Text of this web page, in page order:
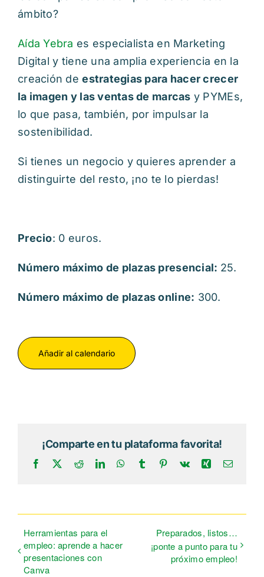
ámbito?
Aída Yebra es especialista en Marketing
Digital y tiene una amplia experiencia en la
creación deestrategias para hacer crecer
la imagen y las ventas de marcas y PYMEs,
lo que pasa, también, por impulsar la
sostenibilidad.
Si tienes un negocio y quieres aprender a
distinguirte del resto, ¡no te lo pierdas!
Precio: 0 euros.
Número máximo de plazas presencial: 25.
Número máximo de plazas online: 300.
Añadir al calendario
¡Comparte en tu plataforma favorita!
Facebook RedditLinkedInWhatsApp
Tumblr Pinterest
Vk XingCorreo
Herramientas para el
empleo: aprende a hacer
presentaciones con
Canva
Preparados, listos…
¡ponte a punto para tu
próximo empleo!